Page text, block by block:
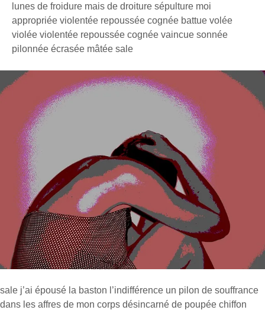
lunes de froidure mais de droiture sépulture moi
appropriée violentée repoussée cognée battue volée
violée violentée repoussée cognée vaincue sonnée
pilonnée écrasée mâtée sale
sale j’ai épousé la baston l’indifférence un pilon de souffrance
dans les affres de mon corps désincarné de poupée chiffon